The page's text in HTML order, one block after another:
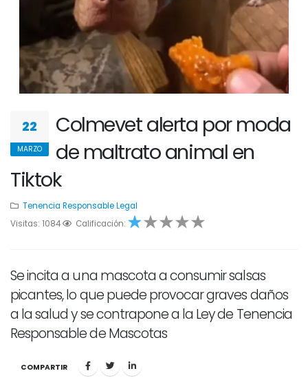
22
MARZO
Colmevet alerta por moda
de maltrato animal en
Tiktok
Tenencia ResponsableLegal
Visitas: 1084
Calificación:
1 1 2 3 4
Se incita a una mascota a consumir salsas
picantes, lo que puede provocar graves daños
a la salud y se contrapone a la Ley de Tenencia
Responsable de Mascotas
COMPARTIR